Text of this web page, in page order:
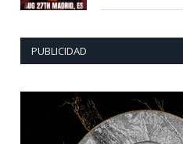
PUBLICIDAD